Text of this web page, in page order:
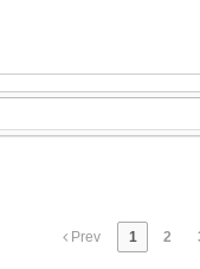
Prev 1 2